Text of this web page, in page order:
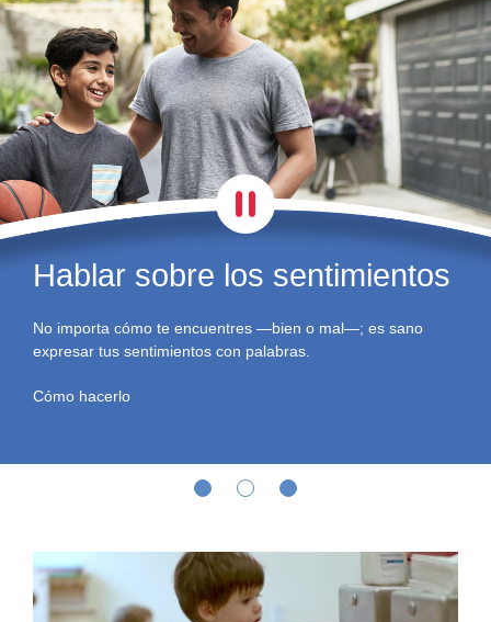
Reducir el estrés
Cuando hay cosas en la vida que te estresan, aprende a
mantener la calma, eliminar el estrés y resolver los